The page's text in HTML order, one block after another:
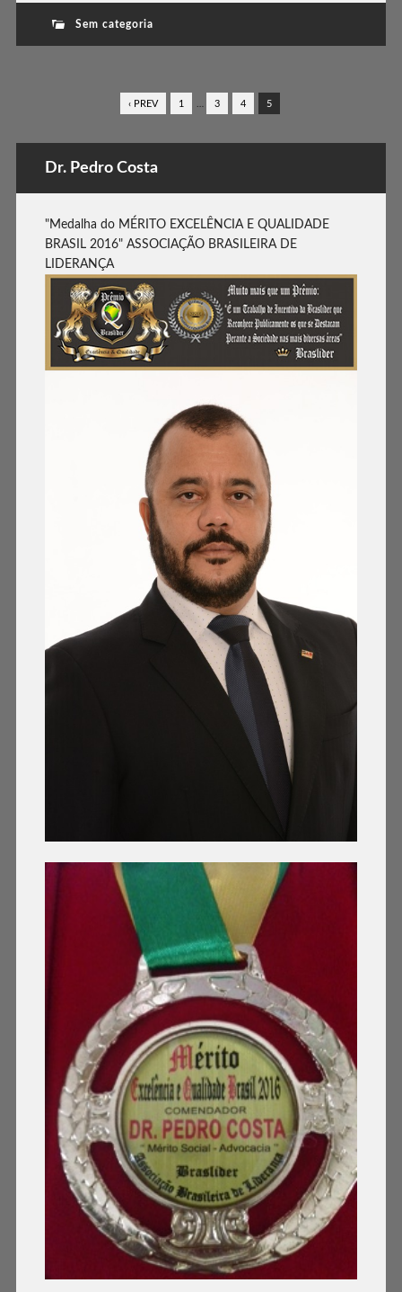
Sem categoria
‹ PREV 1 3 4 5
Dr. Pedro Costa
"Medalha do MÉRITO EXCELÊNCIA E QUALIDADE
BRASIL 2016" ASSOCIAÇÃO BRASILEIRA DE
LIDERANÇA